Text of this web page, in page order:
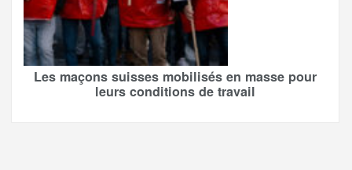
Les maçons suisses mobilisés en masse pour
leurs conditions de travail